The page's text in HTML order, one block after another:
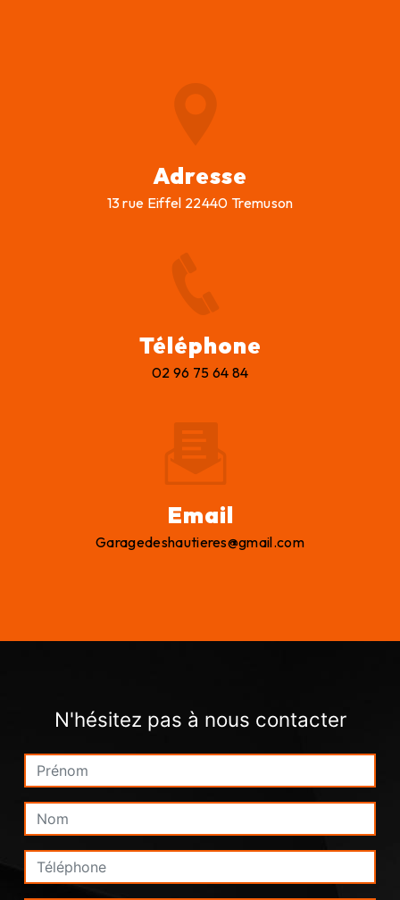
Adresse
13 rue Eiffel 22440 Tremuson
Téléphone
02 96 75 64 84
Email
garagedeshautieres@gmail.com
N'hésitez pas à nous contacter